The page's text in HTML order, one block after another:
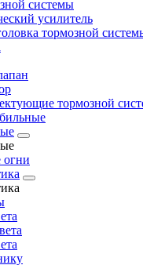
системы
усилитель
тормозной
тормозной
огни